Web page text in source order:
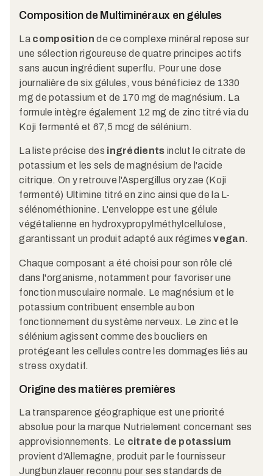
Composition de Multiminéraux en gélules
La composition de ce complexe minéral repose sur
une sélection rigoureuse de quatre principes actifs
sans aucun ingrédient superflu. Pour une dose
journalière de six gélules, vous bénéficiez de 1330
mg de potassium et de 170 mg de magnésium. La
formule intègre également 12 mg de zinc titré via du
Koji fermenté et 67,5 mcg de sélénium.
La liste précise des ingrédients inclut le citrate de
potassium et les sels de magnésium de l'acide
citrique. On y retrouve l'Aspergillus oryzae (Koji
fermenté) Ultimine titré en zinc ainsi que de la L-
sélénométhionine. L'enveloppe est une gélule
végétalienne en hydroxypropylméthylcellulose,
garantissant un produit adapté aux régimesvegan.
Chaque composant a été choisi pour son rôle clé
dans l'organisme, notamment pour favoriser une
fonction musculaire normale. Le magnésium et le
potassium contribuent ensemble au bon
fonctionnement du système nerveux. Le zinc et le
sélénium agissent comme des boucliers en
protégeant les cellules contre les dommages liés au
stress oxydatif.
Origine des matières premières
La transparence géographique est une priorité
absolue pour la marque Nutrielement concernant ses
approvisionnements. Le citrate de potassium
provient d'Allemagne, produit par le fournisseur
Jungbunzlauer reconnu pour ses standards de